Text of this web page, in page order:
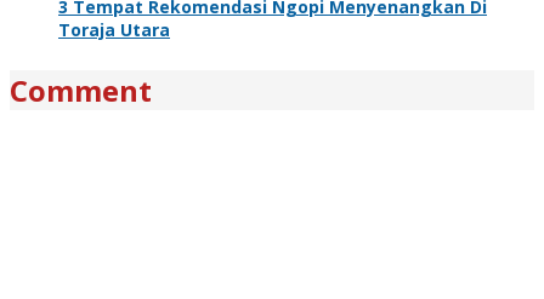
3 Tempat Rekomendasi Ngopi Menyenangkan Di
Toraja Utara
Comment